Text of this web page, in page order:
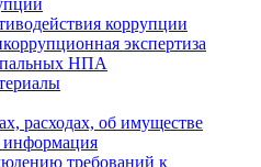
коррупции
экспертиза
НПА
расходах, об имуществе
информация
требований к